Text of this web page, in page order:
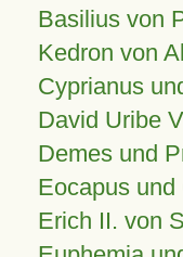
Basilius von
Kedron von
Cyprianus
David Uribe
Demes und
Eocapus und
Erich II. von